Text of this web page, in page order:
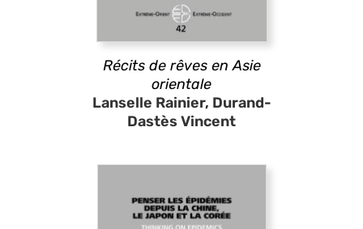
Récits de rêves en Asie
orientale
Lanselle Rainier, Durand-
Dastès Vincent